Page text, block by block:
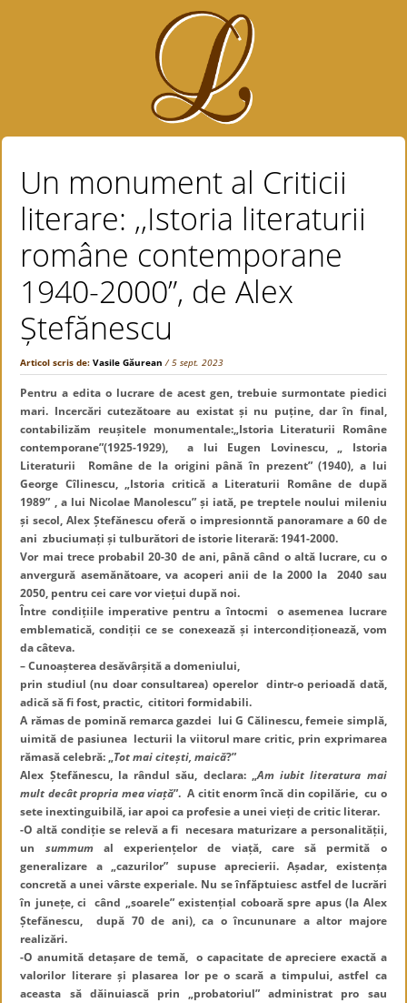
Un monument al Criticii
literare: ,,Istoria literaturii
române contemporane
1940-2000”, de Alex
Ștefănescu
Articol scris de:Vasile Găurean / 5 sept. 2023
Pentru a edita o lucrare de acest gen, trebuie surmontate piedici
mari. Incercări cutezătoare au existat și nu puține, dar în final,
contabilizăm reușitele monumentale:„Istoria Literaturii Române
contemporane”(1925-1929), a lui Eugen Lovinescu, „ Istoria
Literaturii Române de la origini până în prezent” (1940), a lui
George Cîlinescu, „Istoria critică a Literaturii Române de după
1989” , a lui Nicolae Manolescu” și iată, pe treptele noului mileniu
și secol, Alex Ștefănescu oferă o impresionntă panoramare a 60 de
ani zbuciumați și tulburători de istorie literară: 1941-2000.
Vor mai trece probabil 20-30 de ani, până când o altă lucrare, cu o
anvergură asemănătoare, va acoperi anii de la 2000 la 2040 sau
2050, pentru cei care vor viețui după noi.
Între condițiile imperative pentru a întocmi o asemenea lucrare
emblematică, condiții ce se conexează și intercondiționează, vom
da câteva.
– Cunoașterea desăvârșită a domeniului,
prin studiul (nu doar consultarea) operelor dintr-o perioadă dată,
adică să fi fost, practic, cititori formidabili.
A rămas de pomină remarca gazdei lui G Călinescu, femeie simplă,
uimită de pasiunea lecturii la viitorul mare critic, prin exprimarea
rămasă celebră: „Tot mai citești, maică?”
Alex Ștefănescu, la rândul său, declara: „Am iubit literatura mai
mult decât propria mea viață”. A citit enorm încă din copilărie, cu o
sete inextinguibilă, iar apoi ca profesie a unei vieți de critic literar.
-O altă condiție se relevă a fi necesara maturizare a personalității,
un summumal experiențelor de viață, care să permită o
generalizare a „cazurilor” supuse aprecierii. Așadar, existența
concretă a unei vârste experiale. Nu se înfăptuiesc astfel de lucrări
în junețe, ci când „soarele” existențial coboară spre apus (la Alex
Ștefănescu, după 70 de ani), ca o încununare a altor majore
realizări.
-O anumită detașare de temă, o capacitate de apreciere exactă a
valorilor literare și plasarea lor pe o scară a timpului, astfel ca
aceasta să dăinuiască prin „probatoriul” administrat pro sau